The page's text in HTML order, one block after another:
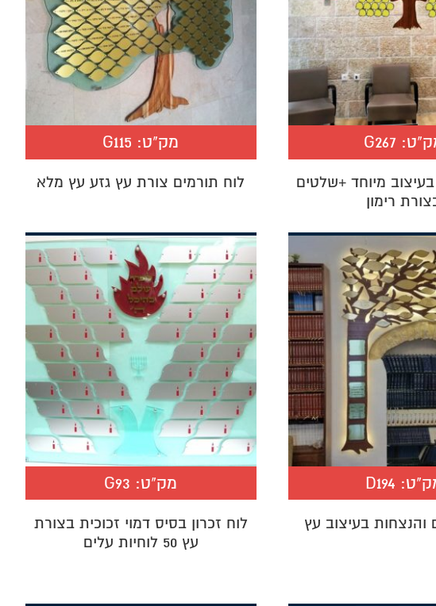
G267
מיוחד +שלטים
רימון
מק"ט: G115
לוח תורמים צורת עץ גזע עץ מלא
D194
והנצחות בעיצוב עץ
מק"ט: G93
לוח זכרון בסיס דמוי זכוכית בצורת
עץ 50 לוחיות עלים